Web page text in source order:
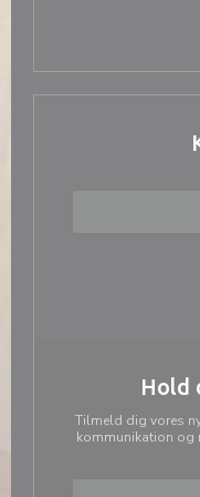
Hold
Tilmeld dig vores
kommunikation og